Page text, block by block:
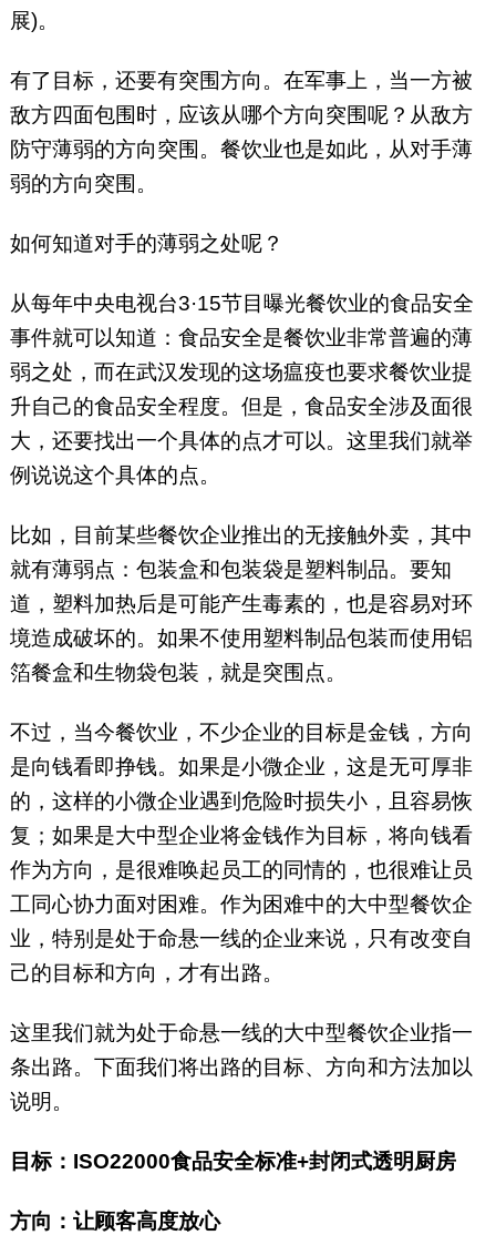
展)。
有了目标，还要有突围方向。在军事上，当一方被
敌方四面包围时，应该从哪个方向突围呢？从敌方
防守薄弱的方向突围。餐饮业也是如此，从对手薄
弱的方向突围。
如何知道对手的薄弱之处呢？
从每年中央电视台3·15节目曝光餐饮业的食品安全
事件就可以知道：食品安全是餐饮业非常普遍的薄
弱之处，而在武汉发现的这场瘟疫也要求餐饮业提
升自己的食品安全程度。但是，食品安全涉及面很
大，还要找出一个具体的点才可以。这里我们就举
例说说这个具体的点。
比如，目前某些餐饮企业推出的无接触外卖，其中
就有薄弱点：包装盒和包装袋是塑料制品。要知
道，塑料加热后是可能产生毒素的，也是容易对环
境造成破坏的。如果不使用塑料制品包装而使用铝
箔餐盒和生物袋包装，就是突围点。
不过，当今餐饮业，不少企业的目标是金钱，方向
是向钱看即挣钱。如果是小微企业，这是无可厚非
的，这样的小微企业遇到危险时损失小，且容易恢
复；如果是大中型企业将金钱作为目标，将向钱看
作为方向，是很难唤起员工的同情的，也很难让员
工同心协力面对困难。作为困难中的大中型餐饮企
业，特别是处于命悬一线的企业来说，只有改变自
己的目标和方向，才有出路。
这里我们就为处于命悬一线的大中型餐饮企业指一
条出路。下面我们将出路的目标、方向和方法加以
说明。
目标：ISO22000食品安全标准+封闭式透明厨房
方向：让顾客高度放心